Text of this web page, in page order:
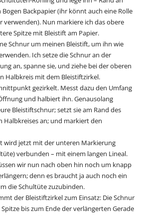
Bogen Backpapier (ihr könnt auch eine Rolle
verwenden). Nun markiere ich das obere
Spitze mit Bleistift am Papier.
Schnur um meinen Bleistift, um ihn wie
Ich setze die Schnur an der
an, spanne sie, und ziehe bei der oberen
Halbkreis mit dem Bleistiftzirkel.
gezirkelt. Messt dazu den Umfang
und halbiert ihn. Genausolang
Bleistiftschnur; setzt sie am Rand des
Halbkreises an; und markiert den
wird jetzt mit der unteren Markierung
verbunden – mit einem langen Lineal.
wir nun nach oben hin noch um knapp
denn es braucht ja auch noch ein
die Schultüte zuzubinden.
der Bleistiftzirkel zum Einsatz: Die Schnur
bis zum Ende der verlängerten Gerade